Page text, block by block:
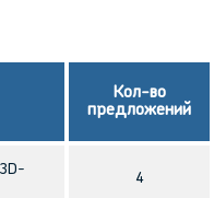
Кол-во
предложений
4